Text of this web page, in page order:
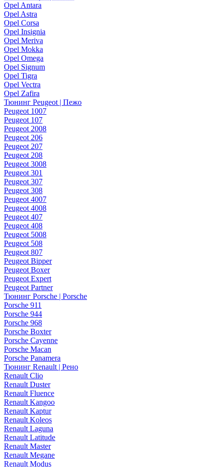
Opel Antara
Opel Astra
Opel Corsa
Opel Insignia
Opel Meriva
Opel Mokka
Opel Omega
Opel Signum
Opel Tigra
Opel Vectra
Opel Zafira
Тюнинг Peugeot | Пежо
Peugeot 1007
Peugeot 107
Peugeot 2008
Peugeot 206
Peugeot 207
Peugeot 208
Peugeot 3008
Peugeot 301
Peugeot 307
Peugeot 308
Peugeot 4007
Peugeot 4008
Peugeot 407
Peugeot 408
Peugeot 5008
Peugeot 508
Peugeot 807
Peugeot Bipper
Peugeot Boxer
Peugeot Expert
Peugeot Partner
Тюнинг Porsche | Porsche
Porsche 911
Porsche 944
Porsche 968
Porsche Boxter
Porsche Cayenne
Porsche Macan
Porsche Panamera
Тюнинг Renault | Рено
Renault Clio
Renault Duster
Renault Fluence
Renault Kangoo
Renault Kaptur
Renault Koleos
Renault Laguna
Renault Latitude
Renault Master
Renault Megane
Renault Modus